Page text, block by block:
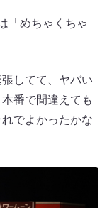
「めちゃくちゃ
してて、ヤバい
番で間違えても
でよかったかな